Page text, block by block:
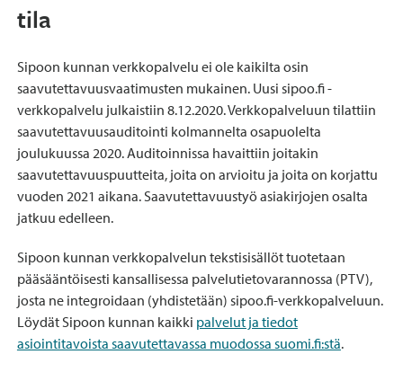
tila
Sipoon kunnan verkkopalvelu ei ole kaikilta osin
saavutettavuusvaatimusten mukainen. Uusi sipoo.fi -
verkkopalvelu julkaistiin 8.12.2020. Verkkopalveluun tilattiin
saavutettavuusauditointi kolmannelta osapuolelta
joulukuussa 2020. Auditoinnissa havaittiin joitakin
saavutettavuuspuutteita, joita on arvioitu ja joita on korjattu
vuoden 2021 aikana. Saavutettavuustyö asiakirjojen osalta
jatkuu edelleen.
Sipoon kunnan verkkopalvelun tekstisisällöt tuotetaan
pääsääntöisesti kansallisessa palvelutietovarannossa (PTV),
josta ne integroidaan (yhdistetään) sipoo.fi-verkkopalveluun.
Löydät Sipoon kunnan kaikki palvelut ja tiedot
asiointitavoista saavutettavassa muodossa suomi.fi:stä.